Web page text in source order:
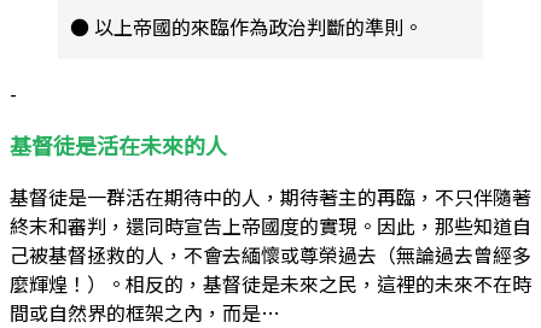
● 以上帝國的來臨作為政治判斷的準則。
-
基督徒是活在未來的人
基督徒是一群活在期待中的人，期待著主的再臨，不只伴隨著
終末和審判，還同時宣告上帝國度的實現。因此，那些知道自
己被基督拯救的人，不會去緬懷或尊榮過去（無論過去曾經多
麼輝煌！）。相反的，基督徒是未來之民，這裡的未來不在時
間或自然界的框架之內，而是…